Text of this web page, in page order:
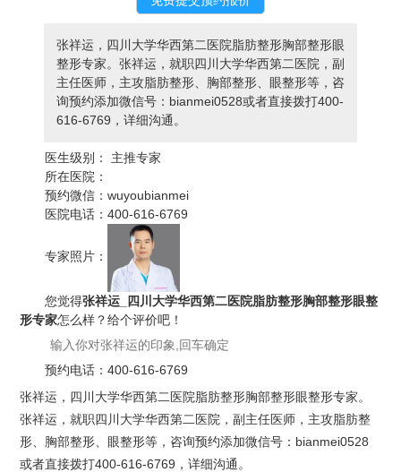
张祥运，四川大学华西第二医院脂肪整形胸部整形眼
整形专家。张祥运，就职四川大学华西第二医院，副
主任医师，主攻脂肪整形、胸部整形、眼整形等，咨
询预约添加微信号：bianmei0528或者直接拨打400-
616-6769，详细沟通。
医生级别：
主推专家
所在医院：
预约微信：wuyoubianmei
医院电话：400-616-6769
专家照片：
您觉得张祥运_四川大学华西第二医院脂肪整形胸部整形眼整
形专家怎么样？给个评价吧！
预约电话：400-616-6769
张祥运，四川大学华西第二医院脂肪整形胸部整形眼整形专家。
张祥运，就职四川大学华西第二医院，副主任医师，主攻脂肪整
形、胸部整形、眼整形等，咨询预约添加微信号：bianmei0528
或者直接拨打400-616-6769，详细沟通。